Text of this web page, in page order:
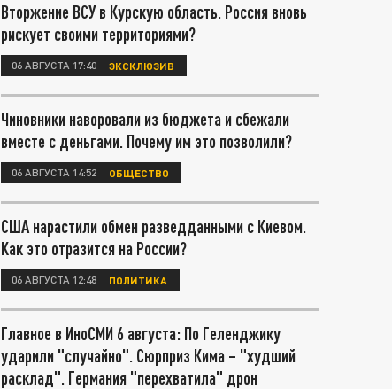
Вторжение ВСУ в Курскую область. Россия вновь
рискует своими территориями?
06 АВГУСТА 17:40 ЭКСКЛЮЗИВ
Чиновники наворовали из бюджета и сбежали
вместе с деньгами. Почему им это позволили?
06 АВГУСТА 14:52 ОБЩЕСТВО
США нарастили обмен разведданными с Киевом.
Как это отразится на России?
06 АВГУСТА 12:48 ПОЛИТИКА
Главное в ИноСМИ 6 августа: По Геленджику
ударили "случайно". Сюрприз Кима – "худший
расклад". Германия "перехватила" дрон